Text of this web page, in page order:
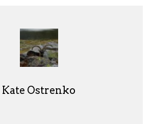
Kate Ostrenko